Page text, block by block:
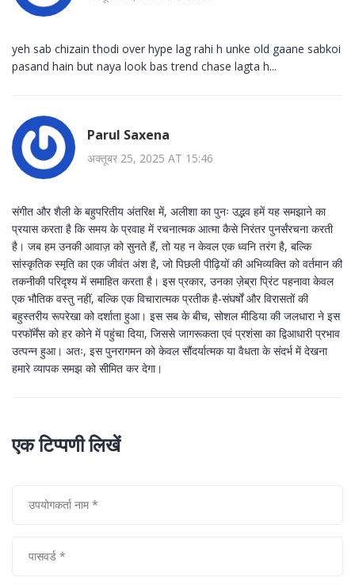
yeh sab chizain thodi over hype lag rahi h unke old gaane sabkoi
pasand hain but naya look bas trend chase lagta h...
Parul Saxena
अक्तूबर 25, 2025 AT 15:46
संगीत और शैली के बहुपरितीय अंतरिक्ष में, अलीशा का पुनः उद्भव हमें यह समझाने का
प्रयास करता है कि समय के प्रवाह में रचनात्मक आत्मा कैसे निरंतर पुनर्संरचना करती
है। जब हम उनकी आवाज़ को सुनते हैं, तो यह न केवल एक ध्वनि तरंग है, बल्कि
सांस्कृतिक स्मृति का एक जीवंत अंश है, जो पिछली पीढ़ियों की अभिव्यक्ति को वर्तमान की
तकनीकी परिदृश्य में समाहित करता है। इस प्रकार, उनका ज़ेब्रा प्रिंट पहनावा केवल
एक भौतिक वस्तु नहीं, बल्कि एक विचारात्मक प्रतीक है-संघर्षों और विरासतों की
बहुस्तरीय रूपरेखा को दर्शाता हुआ। इस सब के बीच, सोशल मीडिया की जलधारा ने इस
परफॉर्मेंस को हर कोने में पहुंचा दिया, जिससे जागरूकता एवं प्रशंसा का द्विआधारी प्रभाव
उत्पन्न हुआ। अतः, इस पुनरागमन को केवल सौंदर्यात्मक या वैधता के संदर्भ में देखना
हमारे व्यापक समझ को सीमित कर देगा।
एक टिप्पणी लिखें